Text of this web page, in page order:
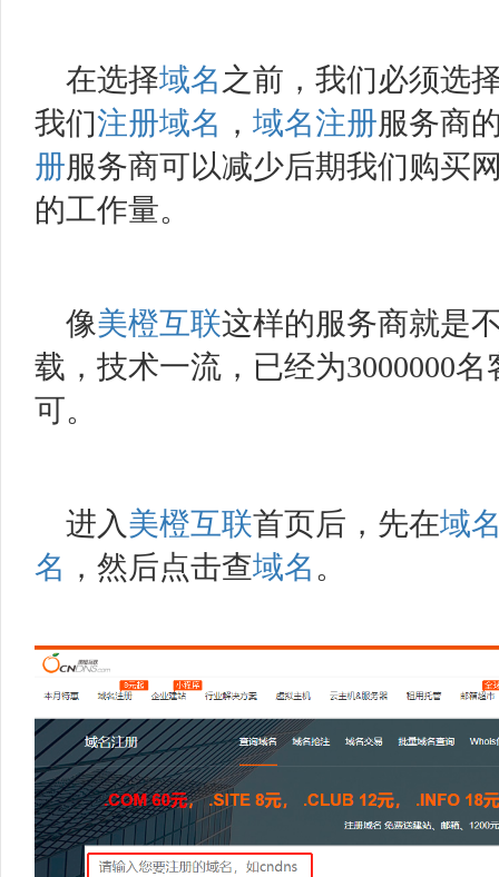
在选择域名 之前，我们必须选
我们注册域名 ， 域名注册服务商
册服务商可以减少后期我们购买
的工作量。
像美橙互联这样的服务商就是
载，技术一流，已经为3000000
可。
进入美橙互联首页后，先在域
名 ，然后点击查域名 。